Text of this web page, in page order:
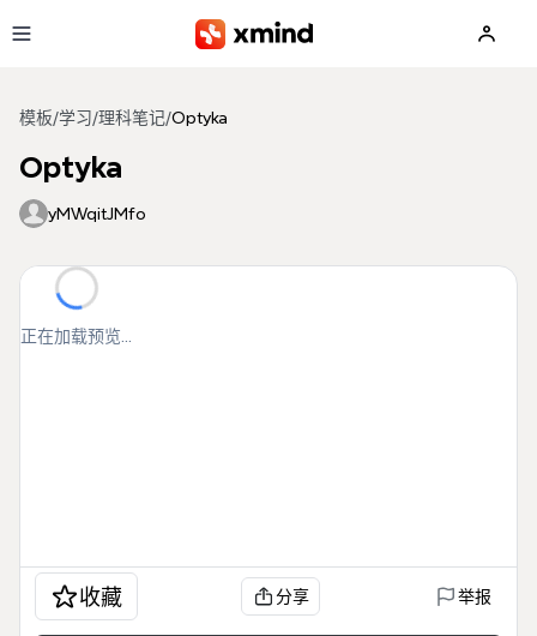
模板/学习/理科笔记/Optyka
Optyka
yMWqitJMfo
正在加载预览...
收藏 分享 举报